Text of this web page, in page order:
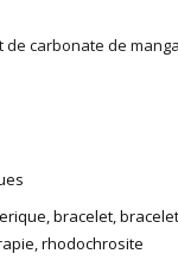
carbonate de
,bracelet,
,rhodochrosite